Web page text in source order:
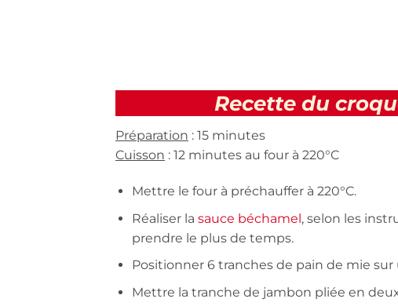
Recette du
Préparation : 15 minutes
Cuisson : 12 minutes au four à 220°C
Mettre le four à préchauffer à 220°C.
Réaliser la sauce béchamel, selon les
prendre le plus de temps.
Positionner 6 tranches de pain de mie
Mettre la tranche de jambon pliée en